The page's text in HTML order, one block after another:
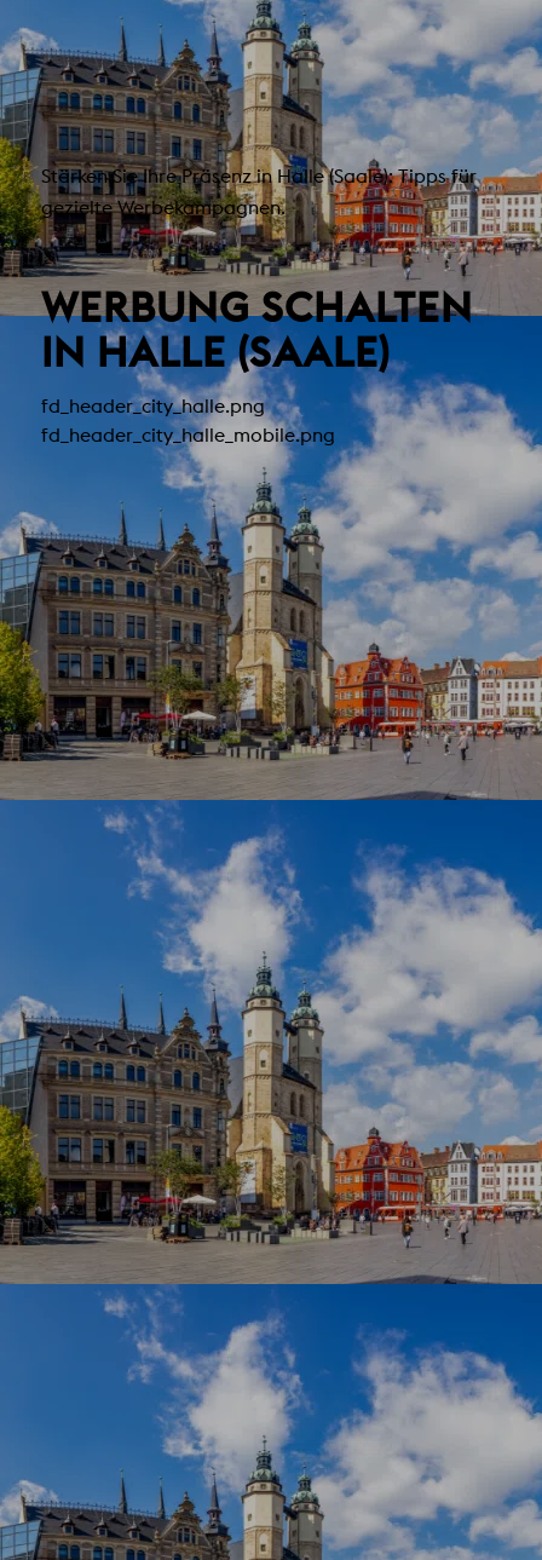
Stärken Sie Ihre Präsenz in Halle (Saale): Tipps für
gezielte Werbekampagnen.
WERBUNG SCHALTEN
IN HALLE (SAALE)
fd_header_city_halle.png
fd_header_city_halle_mobile.png